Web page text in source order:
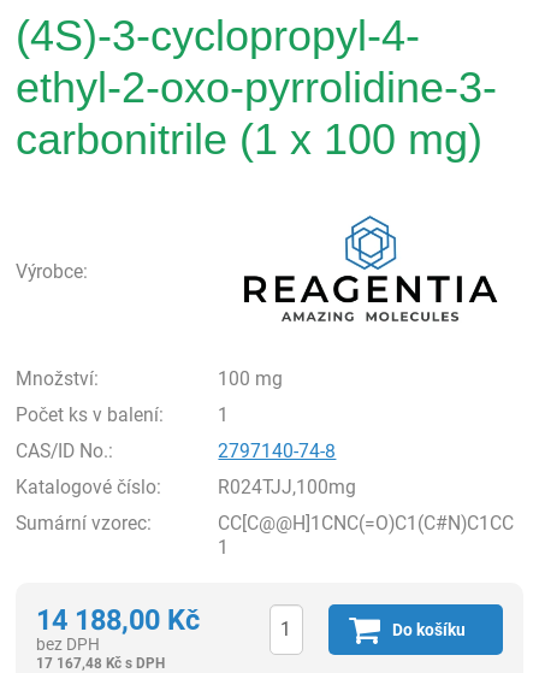
(4S)-3-cyclopropyl-4-
ethyl-2-oxo-pyrrolidine-3-
carbonitrile (1 x 100 mg)
Výrobce:
Množství:
100 mg
Počet ks v balení:
1
CAS/ID No.:
2797140-74-8
Katalogové číslo:
R024TJJ,100mg
Sumární vzorec:
CC[C@@H]1CNC(=O)C1(C#N)C1CC
1
14 188,00 Kč
bez DPH
17 167,48Kč s DPH
Do košíku